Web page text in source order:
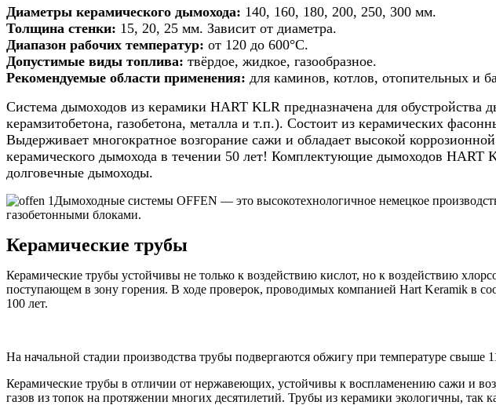
160мм
h
7м
Диаметры керамического дымохода: 140, 160, 180, 200, 250, 300 мм.
Толщина стенки: 15, 20, 25 мм. Зависит от диаметра.
Диапазон рабочих температур: от 120 до 600°С.
Допустимые виды топлива: твёрдое, жидкое, газообразное.
Рекомендуемые области применения: для каминов, котлов, отопительных и
Система дымоходов из керамики HART KLR предназначена для
керамзитобетона, газобетона, металла и т.п.). Состоит из керамических
Выдерживает многократное возгорание сажи и обладает высокой
керамического дымохода в течении 50 лет! Комплектующие дымоходов HART
долговечные дымоходы.
Дымоходные системы OFFEN — это высокотехнологичное немецкое
газобетонными блоками.
Керамические трубы
Керамические трубы устойчивы не только к воздействию кислот, но к воздействию
поступающем в зону горения. В ходе проверок, проводимых компанией Hart Keramik в
100 лет.
На начальной стадии производства трубы подвергаются обжигу при температуре свыше
Керамические трубы в отличии от нержавеющих, устойчивы к воспламенению сажи и
газов из топок на протяжении многих десятилетий. Трубы из керамики экологичны, так